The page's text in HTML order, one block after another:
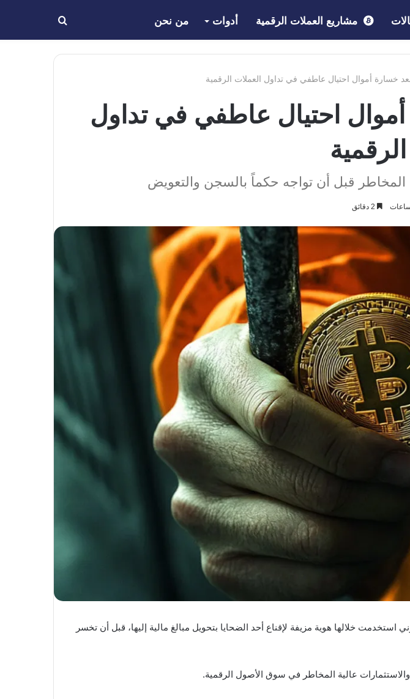
مشاريع العملات الرقمية أدوات من نحن بحث
عن
خسارة أموال احتيال عاطفي في تداول العملات الرقمية
احتيال عاطفي في تداول
خلالها هوية مزيفة لإقناع أحد الضحايا بتحويل مبالغ مالية إليها، قبل أن تخسر
عالية المخاطر في سوق الأصول الرقمية.